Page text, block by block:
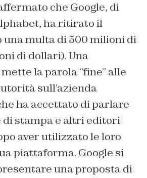
che Google, di
ha ritirato il
multa di 500 milioni di
di dollari). Una
la parola “fine” alle
sull’azienda
ha accettato di parlare
di stampa e altri editori
aver utilizzato le loro
piattaforma. Google si
una proposta di